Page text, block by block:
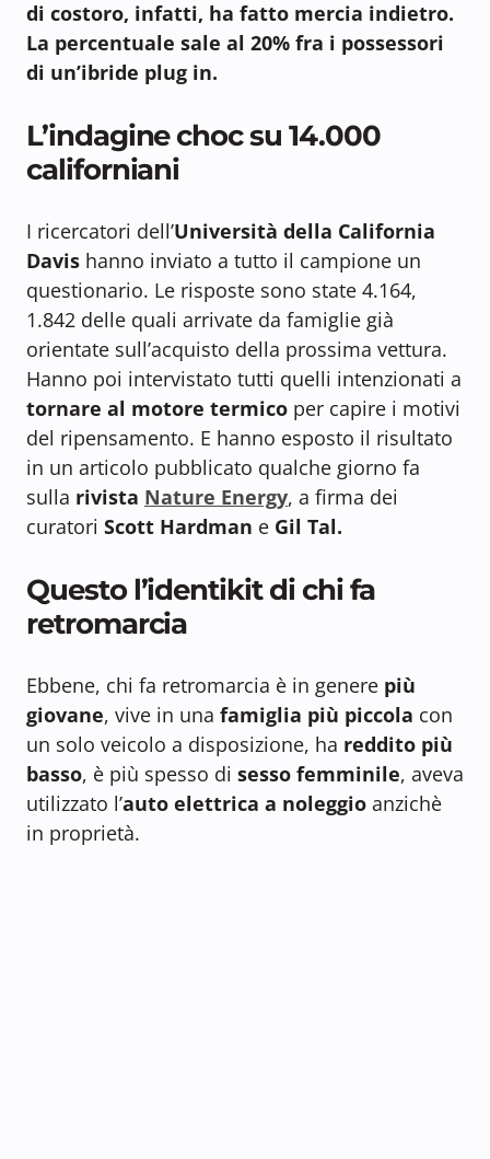
di costoro, infatti, ha fatto mercia indietro.
La percentuale sale al 20% fra i possessori
di un’ibride plug in.
L’indagine choc su 14.000
californiani
I ricercatori dell’Università della California
Davis hanno inviato a tutto il campione un
questionario. Le risposte sono state 4.164,
1.842 delle quali arrivate da famiglie già
orientate sull’acquisto della prossima vettura.
Hanno poi intervistato tutti quelli intenzionati a
tornare al motore termico per capire i motivi
del ripensamento. E hanno esposto il risultato
in un articolo pubblicato qualche giorno fa
sulla rivista Nature Energy, a firma dei
curatori Scott Hardman e Gil Tal.
Questo l’identikit di chi fa
retromarcia
Ebbene, chi fa retromarcia è in genere più
giovane, vive in una famiglia più piccola con
un solo veicolo a disposizione, ha reddito più
basso, è più spesso di sesso femminile, aveva
utilizzato l’auto elettrica a noleggio anzichè
in proprietà.